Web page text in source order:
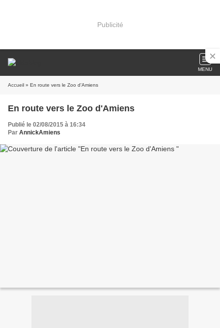
Publicité
MENU
Accueil » En route vers le Zoo d'Amiens
En route vers le Zoo d'Amiens
Publié le 02/08/2015 à 16:34
Par AnnickAmiens